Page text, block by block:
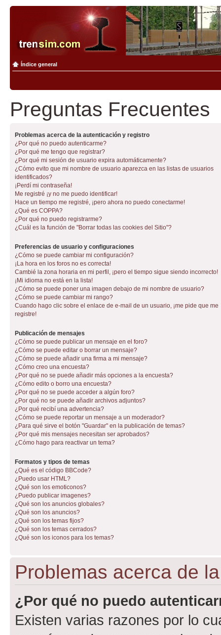
Índice general
Preguntas Frecuentes
Problemas acerca de la autenticación y registro
¿Por qué no puedo autenticarme?
¿Por qué me tengo que registrar?
¿Por qué mi sesión de usuario expira automáticamente?
¿Cómo evito que mi nombre de usuario aparezca en las listas de usuarios
identificados?
¡Perdí mi contraseña!
Me registré ¡y no me puedo identificar!
Hace un tiempo me registré, ¡pero ahora no puedo conectarme!
¿Qué es COPPA?
¿Por qué no puedo registrarme?
¿Cuál es la función de "Borrar todas las cookies del Sitio"?
Preferencias de usuario y configuraciones
¿Cómo se puede cambiar mi configuración?
¡La hora en los foros no es correcta!
Cambié la zona horaria en mi perfil, ¡pero el tiempo sigue siendo incorrecto!
¡Mi idioma no está en la lista!
¿Cómo se puede poner una imagen debajo de mi nombre de usuario?
¿Cómo se puede cambiar mi rango?
Cuando hago clic sobre el enlace de e-mail de un usuario, ¡me pide que me
registre!
Publicación de mensajes
¿Cómo se puede publicar un mensaje en el foro?
¿Cómo se puede editar o borrar un mensaje?
¿Cómo se puede añadir una firma a mi mensaje?
¿Cómo creo una encuesta?
¿Por qué no se puede añadir más opciones a la encuesta?
¿Cómo edito o borro una encuesta?
¿Por qué no se puede acceder a algún foro?
¿Por qué no se puede añadir archivos adjuntos?
¿Por qué recibí una advertencia?
¿Cómo se puede reportar un mensaje a un moderador?
¿Para qué sirve el botón "Guardar" en la publicación de temas?
¿Por qué mis mensajes necesitan ser aprobados?
¿Cómo hago para reactivar un tema?
Formatos y tipos de temas
¿Qué es el código BBCode?
¿Puedo usar HTML?
¿Qué son los emoticonos?
¿Puedo publicar imagenes?
¿Qué son los anuncios globales?
¿Qué son los anuncios?
¿Qué son los temas fijos?
¿Qué son los temas cerrados?
¿Qué son los iconos para los temas?
Problemas acerca de
¿Por qué no puedo
Existen varias razones por lo